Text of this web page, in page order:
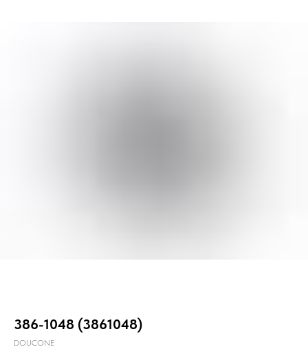
386-1048 (3861048)
DOUCONE